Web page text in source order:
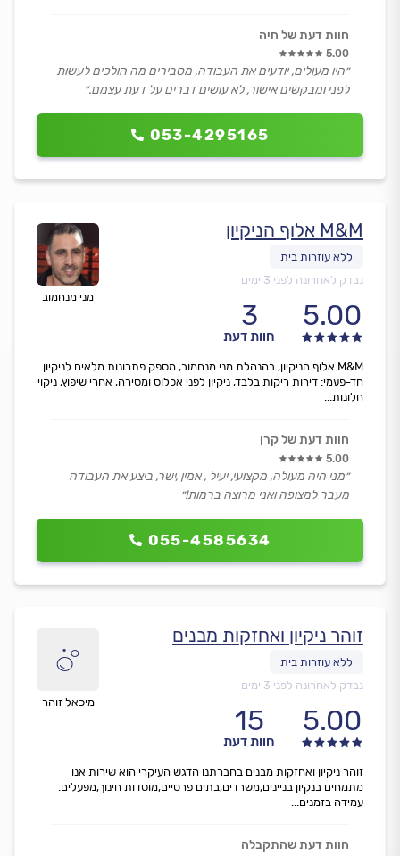
053-4295165
חוות דעת של חיה
5.00
״היו מעולים, יודעים את העבודה, מסבירים מה הולכים לעשות
לפני ומבקשים אישור, לא עושים דברים על דעת עצמם.״
מני מנחמוב
M&M אלוף הניקיון
נבדק לאחרונה לפני 3 ימים
5.00
3
חוות דעת
055-4585634
M&M אלוף הניקיון, בהנהלת מני מנחמוב, מספק פתרונות מלאים לניקיון
חד-פעמי: דירות ריקות בלבד, ניקיון לפני אכלוס ומסירה, אחרי שיפוץ, ניקוי
חלונות...
חוות דעת של קרן
5.00
״מני היה מעולה, מקצועי, יעיל , אמין ,ישר, ביצע את העבודה
מעבר למצופה ואני מרוצה ברמות!״
מיכאל זוהר
זוהר ניקיון ואחזקות מבנים
נבדק לאחרונה לפני 3 ימים
5.00
15
חוות דעת
זוהר ניקיון ואחזקות מבנים בחברתנו הדגש העיקרי הוא שירות אנו
מתמחים בנקיון בניינים,משרדים,בתים פרטיים,מוסדות חינוך,מפעלים.
עמידה בזמנים...
חוות דעת שהתקבלה